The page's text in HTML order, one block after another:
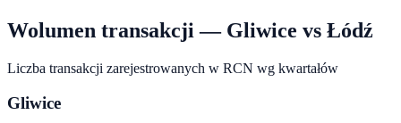
Wolumen transakcji — Gliwice vs Łódź
Liczba transakcji zarejestrowanych w RCN wg kwartałów
Gliwice